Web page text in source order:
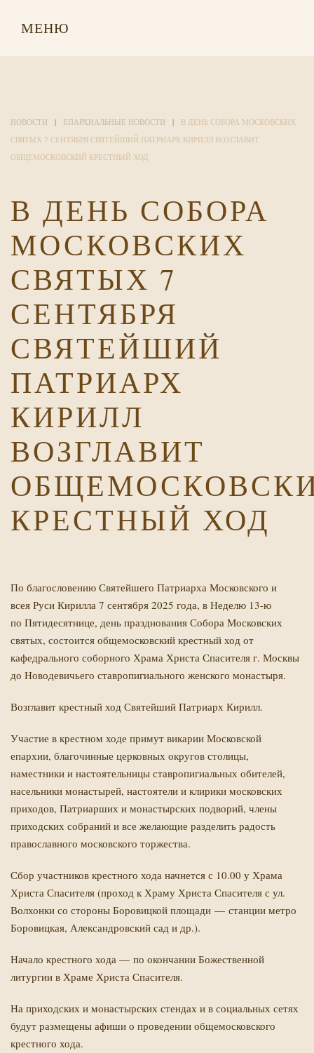
МЕНЮ
НОВОСТИ ЕПАРХИАЛЬНЫЕ НОВОСТИ
В ДЕНЬ СОБОРА МОСКОВСКИХ
СВЯТЫХ 7 СЕНТЯБРЯ СВЯТЕЙШИЙ ПАТРИАРХ КИРИЛЛ ВОЗГЛАВИТ
ОБЩЕМОСКОВСКИЙ КРЕСТНЫЙ ХОД
В ДЕНЬ СОБОРА
МОСКОВСКИХ
СВЯТЫХ 7
СЕНТЯБРЯ
СВЯТЕЙШИЙ
ПАТРИАРХ
КИРИЛЛ
ВОЗГЛАВИТ
КРЕСТНЫЙ ХОД
По благословению Святейшего Патриарха Московского и
всея Руси Кирилла 7 сентября 2025 года, в Неделю 13-ю
по Пятидесятнице, день празднования Собора Московских
святых, состоится общемосковский крестный ход от
кафедрального соборного Храма Христа Спасителя г. Москвы
до Новодевичьего ставропигиального женского монастыря.
Возглавит крестный ход Святейший Патриарх Кирилл.
Участие в крестном ходе примут викарии Московской
епархии, благочинные церковных округов столицы,
наместники и настоятельницы ставропигиальных обителей,
насельники монастырей, настоятели и клирики московских
приходов, Патриарших и монастырских подворий, члены
приходских собраний и все желающие разделить радость
православного московского торжества.
Сбор участников крестного хода начнется с 10.00 у Храма
Христа Спасителя (проход к Храму Христа Спасителя с ул.
Волхонки со стороны Боровицкой площади — станции метро
Боровицкая, Александровский сад и др.).
Начало крестного хода — по окончании Божественной
литургии в Храме Христа Спасителя.
На приходских и монастырских стендах и в социальных сетях
будут размещены афиши о проведении общемосковского
крестного хода.